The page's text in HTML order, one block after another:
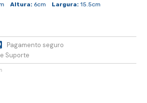
Altura: 6cm Largura: 15.5cm
Pagamento seguro
Suporte